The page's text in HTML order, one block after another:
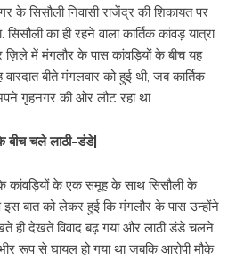
सिसौली निवासी राजेंद्र की शिकायत पर
का ही रहने वाला कार्तिक कांवड़ यात्रा
ज़िले में मंगलौर के पास कांवड़ियों के बीच यह
वारदात बीते मंगलवार को हुई थी, जब कार्तिक
गृहनगर की ओर लौट रहा था.
बीच चले लाठी-डंडे|
के कांवड़ियों के एक समूह के साथ सिसौली के
बात को लेकर हुई कि मंगलौर के पास उन्होंने
ही देखते विवाद बढ़ गया और लाठी डंडे चलने
रूप से घायल हो गया था जबकि आरोपी मौके